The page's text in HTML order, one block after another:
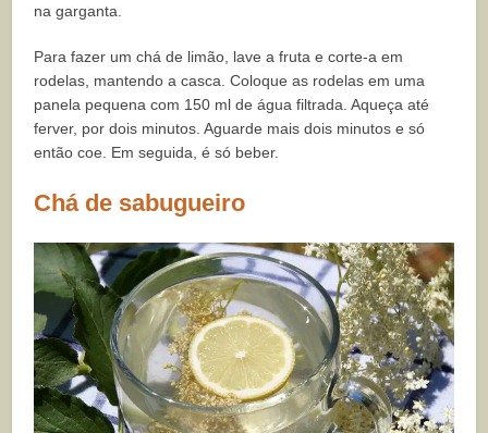
na garganta.
Para fazer um chá de limão, lave a fruta e corte-a em
rodelas, mantendo a casca. Coloque as rodelas em uma
panela pequena com 150 ml de água filtrada. Aqueça até
ferver, por dois minutos. Aguarde mais dois minutos e só
então coe. Em seguida, é só beber.
Chá de sabugueiro